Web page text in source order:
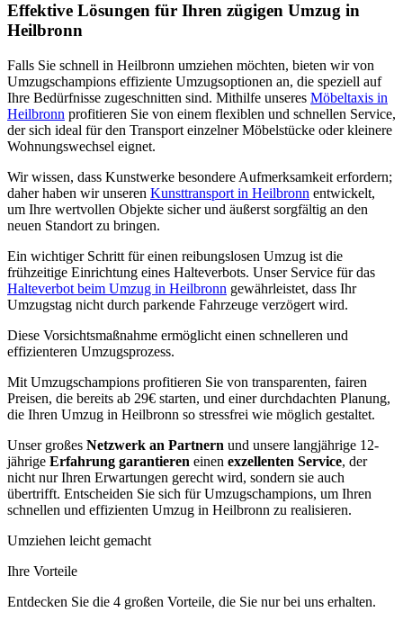
Effektive Lösungen für Ihren zügigen Umzug in
Heilbronn
Falls Sie schnell in Heilbronn umziehen möchten, bieten wir von
Umzugschampions effiziente Umzugsoptionen an, die speziell auf
Ihre Bedürfnisse zugeschnitten sind. Mithilfe unseres Möbeltaxis in
Heilbronn profitieren Sie von einem flexiblen und schnellen Service,
der sich ideal für den Transport einzelner Möbelstücke oder kleinere
Wohnungswechsel eignet.
Wir wissen, dass Kunstwerke besondere Aufmerksamkeit erfordern;
daher haben wir unseren Kunsttransport in Heilbronn entwickelt,
um Ihre wertvollen Objekte sicher und äußerst sorgfältig an den
neuen Standort zu bringen.
Ein wichtiger Schritt für einen reibungslosen Umzug ist die
frühzeitige Einrichtung eines Halteverbots. Unser Service für das
Halteverbot beim Umzug in Heilbronn gewährleistet, dass Ihr
Umzugstag nicht durch parkende Fahrzeuge verzögert wird.
Diese Vorsichtsmaßnahme ermöglicht einen schnelleren und
effizienteren Umzugsprozess.
Mit Umzugschampions profitieren Sie von transparenten, fairen
Preisen, die bereits ab 29€ starten, und einer durchdachten Planung,
die Ihren Umzug in Heilbronn so stressfrei wie möglich gestaltet.
Unser großes Netzwerk an Partnern und unsere langjährige 12-
jährige Erfahrung garantieren einen exzellenten Service, der
nicht nur Ihren Erwartungen gerecht wird, sondern sie auch
übertrifft. Entscheiden Sie sich für Umzugschampions, um Ihren
schnellen und effizienten Umzug in Heilbronn zu realisieren.
Umziehen leicht gemacht
Ihre Vorteile
Entdecken Sie die 4 großen Vorteile, die Sie nur bei uns erhalten.